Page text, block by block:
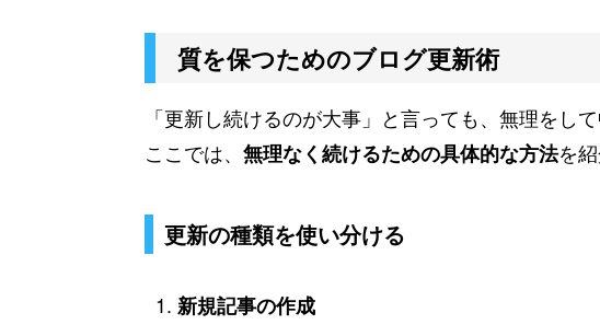
質を保つためのブログ更新術
「更新し続けるのが大事」と言っても、無理をし
ここでは、 無理なく続けるための具体的な方法を紹
更新の種類を使い分ける
新規記事の作成